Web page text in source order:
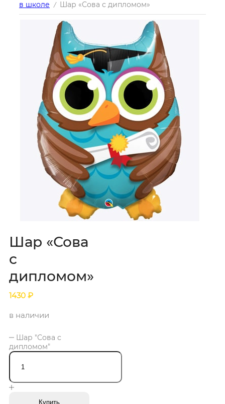
в школе / Шар «Сова с дипломом»
Шар «Сова
с
дипломом»
1430 ₽
в наличии
Шар "Сова с
дипломом"
Купить